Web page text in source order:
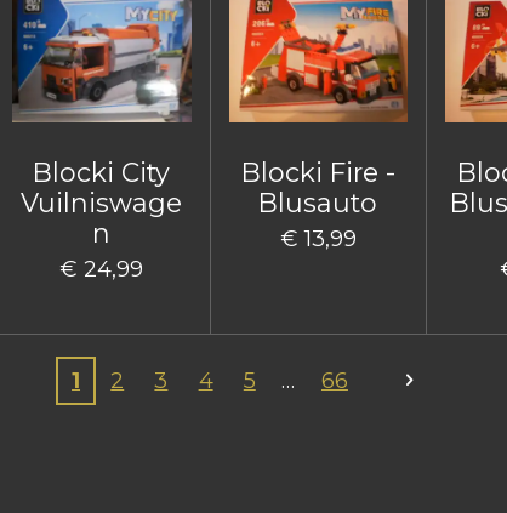
Blocki City
Vuilniswage
n
€ 24,99
Blocki Fire -
Blusauto
€ 13,99
1 2 3 4 5 66